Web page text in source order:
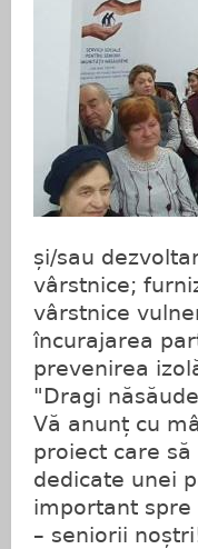
și/sau
vârstnice;
vârstnice
încurajarea
prevenirea
"Dragi
Vă anunț cu
proiect care
dedicate unei
important spre
– seniorii